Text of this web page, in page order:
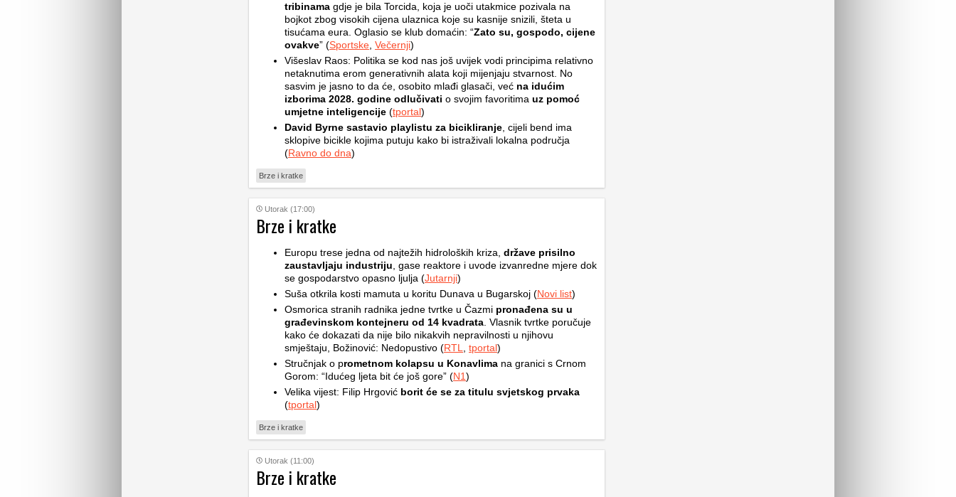
tribinama gdje je bila Torcida, koja je uoči utakmice pozivala na
bojkot zbog visokih cijena ulaznica koje su kasnije snizili, šteta u
tisućama eura. Oglasio se klub domaćin: “Zato su, gospodo, cijene
ovakve” (Sportske Večernji)
Višeslav Raos: Politika se kod nas još uvijek vodi principima relativno
netaknutima erom generativnih alata koji mijenjaju stvarnost. No
sasvim je jasno to da će, osobito mlađi glasači, već na idućim
izborima 2028. godine odlučivati o svojim favoritima uz pomoć
umjetne inteligencije (tportal)
David Byrne sastavio playlistu za bicikliranje , cijeli bend ima
sklopive bicikle kojima putuju kako bi istraživali lokalna područja
(Ravno do dna)
Brze i kratke
Utorak (17:00)
Brze i kratke
Europu trese jedna od najtežih hidroloških kriza, države prisilno
zaustavljaju industriju , gase reaktore i uvode izvanredne mjere dok
se gospodarstvo opasno ljulja (Jutarnji)
Suša otkrila kosti mamuta u koritu Dunava u Bugarskoj (Novi list)
Osmorica stranih radnika jedne tvrtke u Čazmi pronađena su u
građevinskom kontejneru od 14 kvadrata . Vlasnik tvrtke poručuje
kako će dokazati da nije bilo nikakvih nepravilnosti u njihovu
smještaju, Božinović: Nedopustivo (RTL tportal)
Stručnjak o prometnom kolapsu u Konavlima na granici s Crnom
Gorom: “Idućeg ljeta bit će još gore” (N1)
Velika vijest: Filip Hrgović borit će se za titulu svjetskog prvaka
(tportal)
Brze i kratke
Utorak (11:00)
Brze i kratke